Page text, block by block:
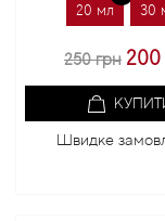
20 мл 30 мл
250 грн 200 грн
КУПИТИ
Швидке